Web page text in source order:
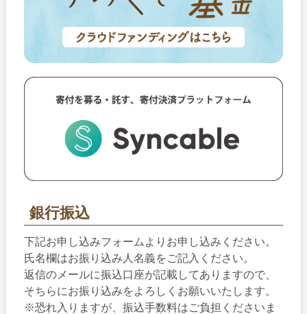
銀行振込
下記お申し込みフォームよりお申し込みください。
氏名欄はお振り込み人名義をご記入ください。
返信のメールに振込口座が記載してありますので、
そちらにお振り込みをよろしくお願いいたします。
※恐れ入りますが、振込手数料はご負担くださいま